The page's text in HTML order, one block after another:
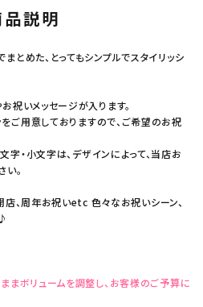
品説明
とめた、とってもシンプルでスタイリッシ
祝いメッセージが入ります。
ご用意しておりますので、ご希望のお祝
・小文字は、デザインによって、当店お
。
店、周年お祝いetc 色々なお祝いシーン、
まボリュームを調整し、お客様のご予算に